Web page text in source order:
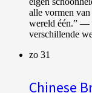
alle vormen
wereld één.” —
verschillende
zo 31
Chinese